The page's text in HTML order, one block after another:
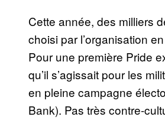
Cette année, des milliers
choisi par l’organisation
Pour une première Pride
qu’il s’agissait pour les
en pleine campagne
Bank). Pas très contre-